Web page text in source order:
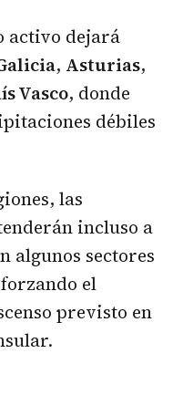
activo dejará
, Asturias,
Vasco, donde
débiles
las
incluso a
algunos sectores
el
previsto en